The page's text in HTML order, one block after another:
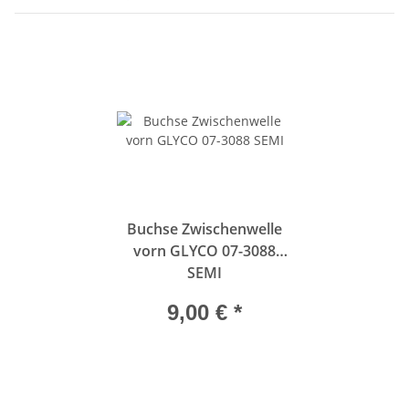
Buchse Zwischenwelle
vorn GLYCO 07-3088
SEMI
9,00 € *